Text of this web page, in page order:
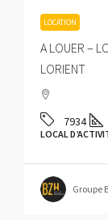
LOCATION
A LOUER –
LORIENT
7934
LOCAL
Groupe